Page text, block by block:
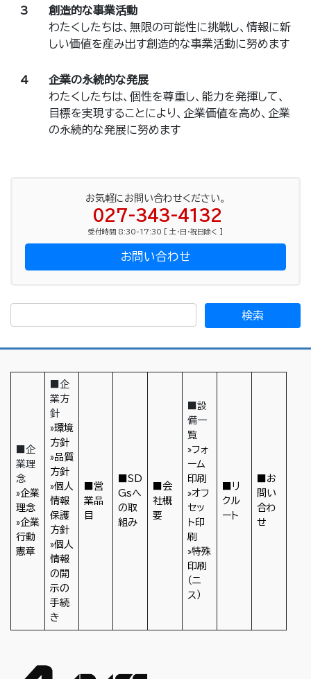
3
創造的な事業活動
わたくしたちは、無限の可能性に挑戦し、情報に新
しい価値を産み出す創造的な事業活動に努めます
4
企業の永続的な発展
わたくしたちは、個性を尊重し、能力を発揮して、
目標を実現することにより、企業価値を高め、企業
の永続的な発展に努めます
お気軽にお問い合わせください。
027-343-4132
受付時間 8:30-17:30 [ 土・日・祝日除く ]
お問い合わせ
■企
業理
念
»企業
理念
»企業
行動
憲章
■企
業方
針
»環境
方針
»品質
方針
»個人
情報
保護
方針
»個人
情報
の開
示の
手続
き
■営
業品
目
■SD
Gsへ
の取
組み
■会
社概
要
■設
備一
覧
»フォ
ーム
印刷
»オフ
セッ
ト印
刷
»特殊
印刷
（ニ
ス）
■リ
クル
ート
■お
問い
合わ
せ